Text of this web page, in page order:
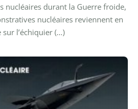
nucléaires durant la Guerre froide,
nucléaires reviennent en
sur l’échiquier (…)